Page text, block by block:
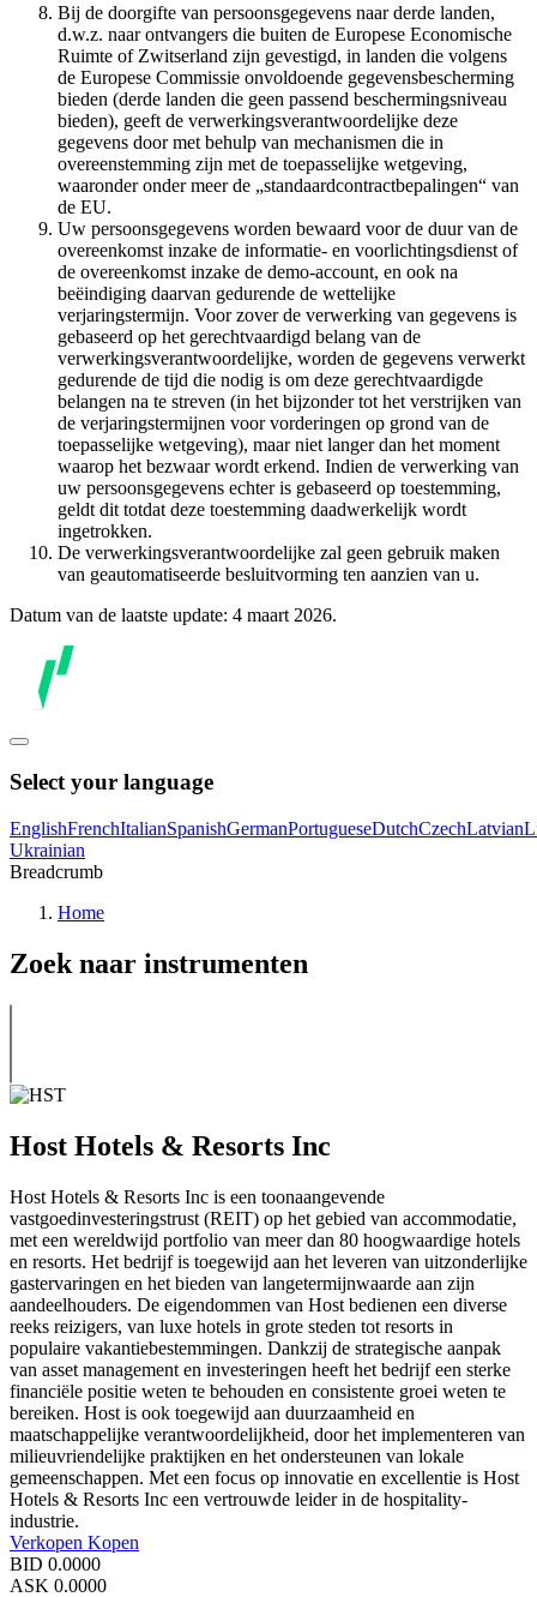
Bij de doorgifte van persoonsgegevens naar derde landen,
d.w.z. naar ontvangers die buiten de Europese Economische
Ruimte of Zwitserland zijn gevestigd, in landen die volgens
de Europese Commissie onvoldoende gegevensbescherming
bieden (derde landen die geen passend beschermingsniveau
bieden), geeft de verwerkingsverantwoordelijke deze
gegevens door met behulp van mechanismen die in
overeenstemming zijn met de toepasselijke wetgeving,
waaronder onder meer de „standaardcontractbepalingen“ van
de EU.
Uw persoonsgegevens worden bewaard voor de duur van de
overeenkomst inzake de informatie- en voorlichtingsdienst of
de overeenkomst inzake de demo-account, en ook na
beëindiging daarvan gedurende de wettelijke
verjaringstermijn. Voor zover de verwerking van gegevens is
gebaseerd op het gerechtvaardigd belang van de
verwerkingsverantwoordelijke, worden de gegevens verwerkt
gedurende de tijd die nodig is om deze gerechtvaardigde
belangen na te streven (in het bijzonder tot het verstrijken van
de verjaringstermijnen voor vorderingen op grond van de
toepasselijke wetgeving), maar niet langer dan het moment
waarop het bezwaar wordt erkend. Indien de verwerking van
uw persoonsgegevens echter is gebaseerd op toestemming,
geldt dit totdat deze toestemming daadwerkelijk wordt
ingetrokken.
De verwerkingsverantwoordelijke zal geen gebruik maken
van geautomatiseerde besluitvorming ten aanzien van u.
Datum van de laatste update: 4 maart 2026.
Select your language
EnglishFrenchItalianSpanishGermanPortugueseDutchCzechLatvian
Ukrainian
Breadcrumb
Home
Zoek naar instrumenten
Host Hotels & Resorts Inc
Host Hotels & Resorts Inc is een toonaangevende
vastgoedinvesteringstrust (REIT) op het gebied van accommodatie,
met een wereldwijd portfolio van meer dan 80 hoogwaardige hotels
en resorts. Het bedrijf is toegewijd aan het leveren van uitzonderlijke
gastervaringen en het bieden van langetermijnwaarde aan zijn
aandeelhouders. De eigendommen van Host bedienen een diverse
reeks reizigers, van luxe hotels in grote steden tot resorts in
populaire vakantiebestemmingen. Dankzij de strategische aanpak
van asset management en investeringen heeft het bedrijf een sterke
financiële positie weten te behouden en consistente groei weten te
bereiken. Host is ook toegewijd aan duurzaamheid en
maatschappelijke verantwoordelijkheid, door het implementeren van
milieuvriendelijke praktijken en het ondersteunen van lokale
gemeenschappen. Met een focus op innovatie en excellentie is Host
Hotels & Resorts Inc een vertrouwde leider in de hospitality-
industrie.
Verkopen Kopen
BID 0.0000
ASK 0.0000